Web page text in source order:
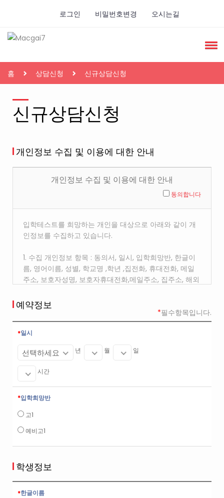
로그인 비밀번호변경 오시는길
홈 상담신청 신규상담신청
신규상담신청
개인정보 수집 및 이용에 대한 안내
개인정보 수집 및 이용에 대한 안내
동의합니다
입학테스트를 희망하는 개인을 대상으로 아래와 같이 개
인정보를 수집하고 있습니다.
1. 수집 개인정보 항목 : 동의서, 일시, 입학희망반, 한글이
름, 영어이름, 성별, 학교명 ,학년 ,집전화, 휴대전화, 메일
주소, 보호자성명, 보호자휴대전화,메일주소, 집주소, 해외
2. 개인정보의 수집 및 이용목적 : 입학테스트 신청에 따른
본인 확인, 교육 정보 제공
3. 개인정보의 이용기간 : 입학상담 신청으로부터 2년간
보관하며, 이후 해당 정보를 지체없이 파기
예약정보
*필수항목입니다.
일시
선택하세요 년 월 일
시간
입학희망반
고1
예비고1
학생정보
한글이름